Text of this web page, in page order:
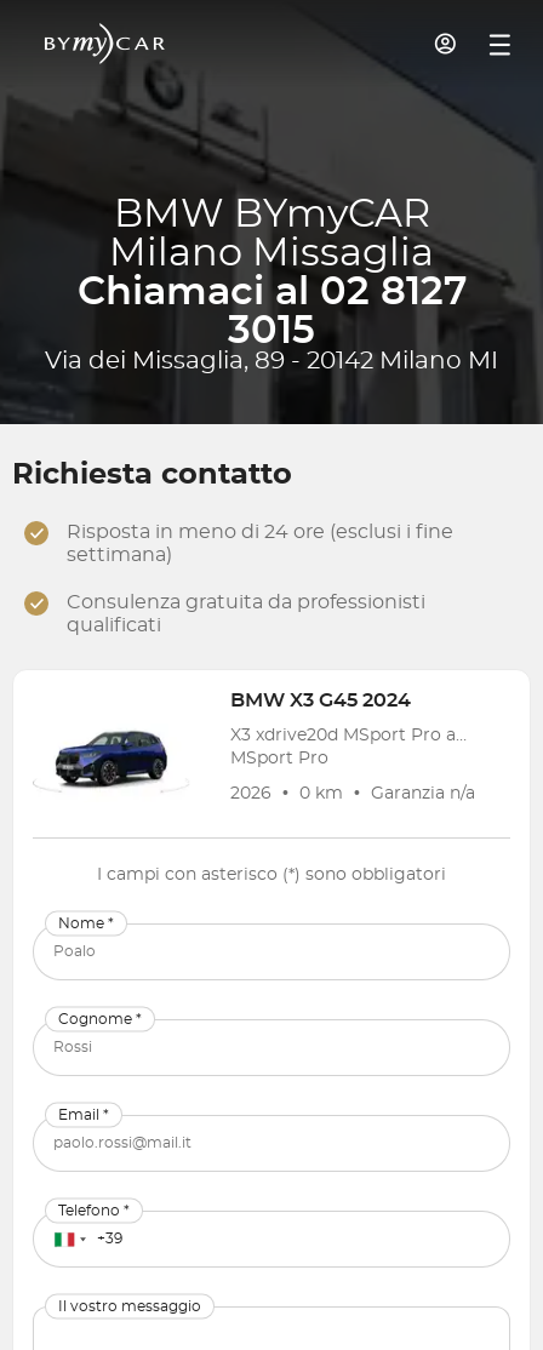
BMW BYmyCAR
Milano Missaglia
Chiamaci al 02 8127
3015
Via dei Missaglia, 89 - 20142 Milano MI
Richiesta contatto
Risposta in meno di 24 ore (esclusi i fine
settimana)
Consulenza gratuita da professionisti
qualificati
BMWX3 G45 2024
X3 xdrive20d MSport Pro auto
MSport Pro
2026 • 0 km • Garanzia n/a
I campi con asterisco (*) sono obbligatori
Nome *
Cognome *
Email *
Telefono *
Il vostro messaggio